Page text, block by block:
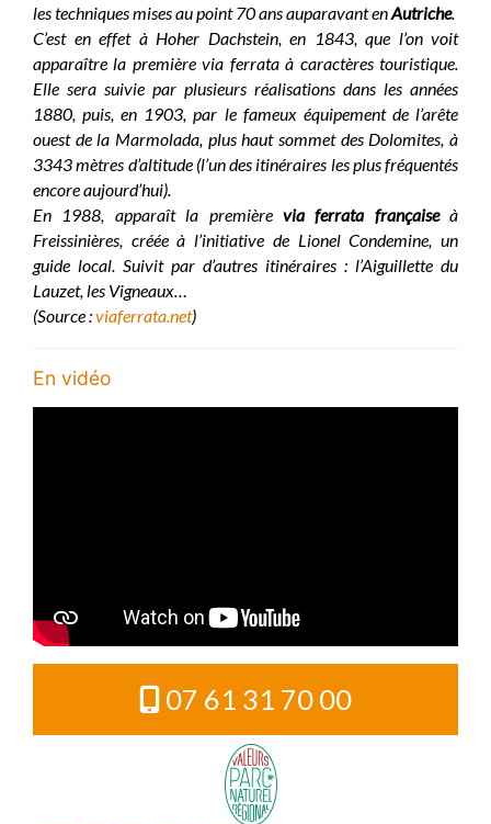
les techniques mises au point 70 ans auparavant enAutriche.
C’est en effet à Hoher Dachstein, en 1843, que l’on voit
apparaître la première via ferrata à caractères touristique.
Elle sera suivie par plusieurs réalisations dans les années
1880, puis, en 1903, par le fameux équipement de l’arête
ouest de la Marmolada, plus haut sommet des Dolomites, à
3343 mètres d’altitude (l’un des itinéraires les plus fréquentés
encore aujourd’hui).
En 1988, apparaît la première via ferrata françaiseà
Freissinières, créée à l’initiative de Lionel Condemine, un
guide local. Suivit par d’autres itinéraires : l’Aiguillette du
Lauzet, les Vigneaux…
(Source :viaferrata.net)
En vidéo
07 61 31 70 00